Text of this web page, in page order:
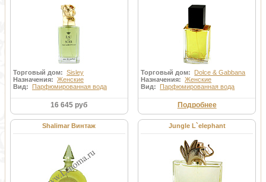
Торговый дом: Sisley
Назначения: Женские
Вид: Парфюмированная вода
16 645 руб
Торговый дом: Dolce & Gabbana
Назначения:Женские
Вид: Парфюмированная вода
Подробнее
Shalimar Винтаж Jungle L`elephant